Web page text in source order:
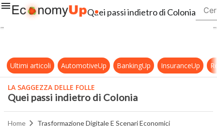
Quei passi indietro di Colonia
Ultimi articoli AutomotiveUp BankingUp InsuranceUp
LA SAGGEZZA DELLE FOLLE
Quei passi indietro di Colonia
Home Trasformazione Digitale E Scenari Economici